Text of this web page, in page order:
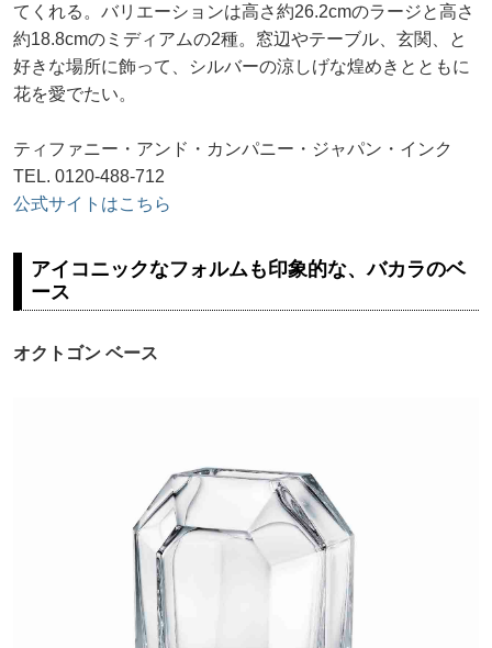
てくれる。バリエーションは高さ約26.2cmのラージと高さ
約18.8cmのミディアムの2種。窓辺やテーブル、玄関、と
好きな場所に飾って、シルバーの涼しげな煌めきとともに
花を愛でたい。
ティファニー・アンド・カンパニー・ジャパン・インク
TEL. 0120-488-712
公式サイトはこちら
アイコニックなフォルムも印象的な、バカラのベ
ース
オクトゴン ベース